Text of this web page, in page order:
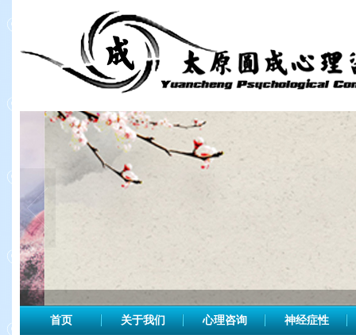
首页 关于我们 心理咨询 神经症性